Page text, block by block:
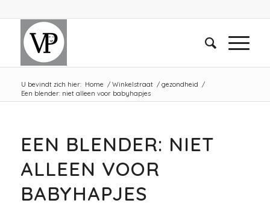
U bevindt zich hier: Home / Winkelstraat / gezondheid /
Een blender: niet alleen voor babyhapjes
EEN BLENDER: NIET
ALLEEN VOOR
BABYHAPJES